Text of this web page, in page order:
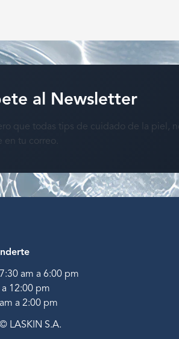
al Newsletter
que todas tips de cuidado de la piel,
en tu correo.
am a 6:00 pm
12:00 pm
a 2:00 pm
LASKIN S.A.